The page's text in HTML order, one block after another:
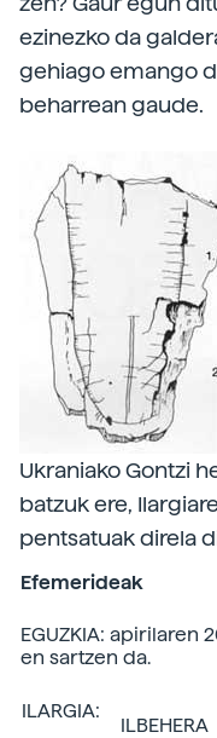
ezinezko da
gehiago emango
beharrean gaude.
Ukraniako Gontzi
batzuk ere,
pentsatuak direla
Efemerideak
EGUZKIA: apirilaren
en sartzen da.
ILARGIA:
ILBEHERA